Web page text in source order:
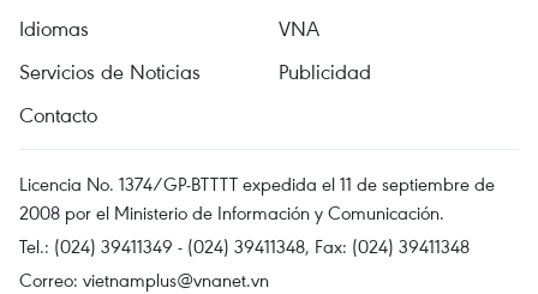
Idiomas
VNA
Servicios de Noticias
Publicidad
Contacto
Licencia No. 1374/GP-BTTTT expedida el 11 de septiembre de
2008 por el Ministerio de Información y Comunicación.
Tel.: (024) 39411349 - (024) 39411348, Fax: (024) 39411348
Correo: vietnamplus@vnanet.vn